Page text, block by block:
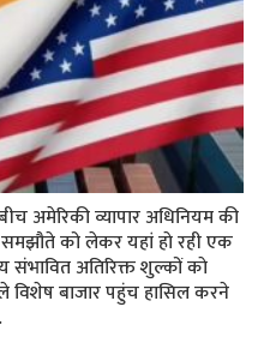
अमेरिकी व्यापार अधिनियम की
समझौते को लेकर यहां हाे रही एक
संभावित अतिरिक्त शुल्कों काे
विशेष बाजार पहुंच हासिल करने